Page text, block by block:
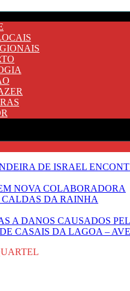
DE ISRAEL
NOVA COLABORADORA
CALDAS DA RAINHA
A DANOS CAUSADOS
CASAIS DA LAGOA –